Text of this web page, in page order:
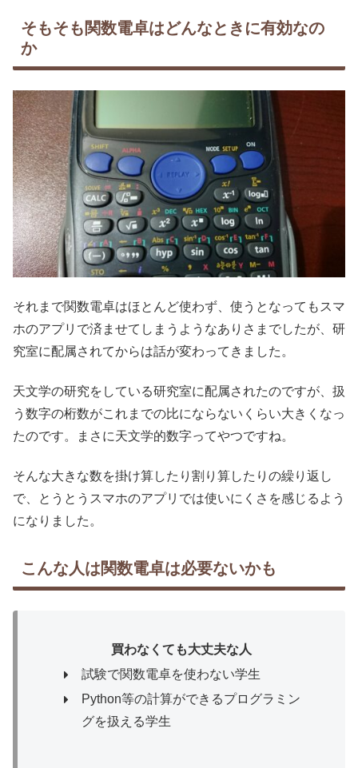
そもそも関数電卓はどんなときに有効なの
か
それまで関数電卓はほとんど使わず、使うとなってもスマ
ホのアプリで済ませてしまうようなありさまでしたが、研
究室に配属されてからは話が変わってきました。
天文学の研究をしている研究室に配属されたのですが、扱
う数字の桁数がこれまでの比にならないくらい大きくなっ
たのです。まさに天文学的数字ってやつですね。
そんな大きな数を掛け算したり割り算したりの繰り返し
で、とうとうスマホのアプリでは使いにくさを感じるよう
になりました。
こんな人は関数電卓は必要ないかも
買わなくても大丈夫な人
試験で関数電卓を使わない学生
Python等の計算ができるプログラミン
グを扱える学生